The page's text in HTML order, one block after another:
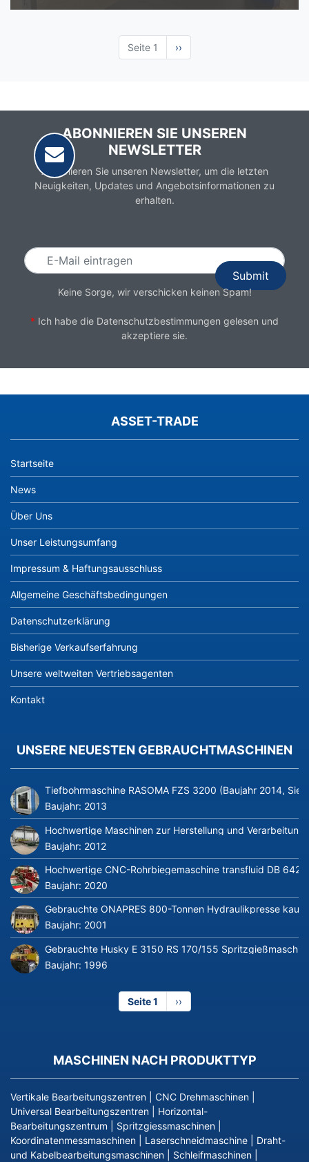
Seite 1
Nächste
Seite
››
ABONNIEREN SIE UNSEREN
NEWSLETTER
Abonnieren Sie unseren Newsletter, um die letzten
Neuigkeiten, Updates und Angebotsinformationen zu
erhalten.
Keine Sorge, wir verschicken keinen Spam!
* Ich habe die Datenschutzbestimmungen gelesen und
akzeptiere sie.
ASSET-TRADE
Startseite
News
Über Uns
Unser Leistungsumfang
Impressum & Haftungsausschluss
Allgemeine Geschäftsbedingungen
Datenschutzerklärung
Bisherige Verkaufserfahrung
Unsere weltweiten Vertriebsagenten
Kontakt
UNSERE NEUESTEN GEBRAUCHTMASCHINEN
Tiefbohrmaschine RASOMA FZS 3200 (Baujahr 2014,
Baujahr: 2013
Hochwertige Maschinen zur Herstellung und
Baujahr: 2012
Hochwertige CNC-Rohrbiegemaschine transfluid DB
Baujahr: 2020
Gebrauchte ONAPRES 800-Tonnen Hydraulikpresse
Baujahr: 2001
Gebrauchte Husky E 3150 RS 170/155
Baujahr: 1996
Seite 1
Nächste
Seite
››
MASCHINEN NACH PRODUKTTYP
Vertikale Bearbeitungszentren CNC Drehmaschinen
Universal Bearbeitungszentren
Horizontal-
Bearbeitungszentrum
Spritzgiessmaschinen
Koordinatenmessmaschinen
Laserschneidmaschine
Draht-
und Kabelbearbeitungsmaschinen
Schleifmaschinen